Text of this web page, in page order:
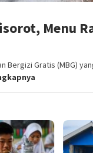
Menu
Bergizi Gratis (MBG)